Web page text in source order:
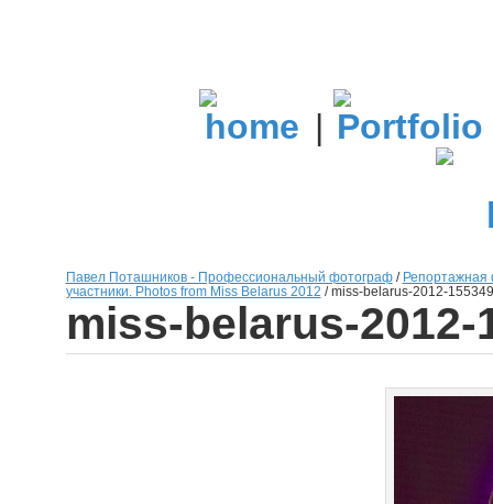
|
Павел Поташников - Профессиональный фотограф/ Репортажная
участники. Photos from Miss Belarus 2012 /miss-belarus-2012-
miss-belarus-2012-